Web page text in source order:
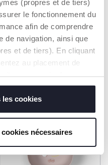
(propres et de tiers)
le fonctionnement du
afin de comprendre
de navigation, ainsi que
et de tiers). En cliquant
au placement de
en savoir plus ou
de tous les
cliquez sur "afficher
vous consentez à
du service demandé.
cookies
nécessaires
VOUS
2=3